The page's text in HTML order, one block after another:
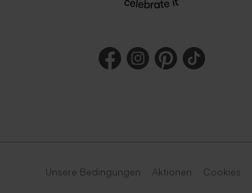
Unsere Bedingungen Aktionen Cookies